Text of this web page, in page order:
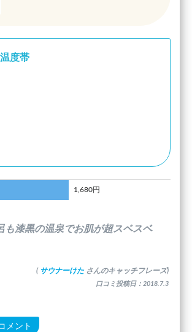
度帯
1,680円
も漆黒の温泉でお肌が超スベスベ
( サウナーけた さんのキャッチフレーズ)
口コミ投稿日：2018.7.3
メント